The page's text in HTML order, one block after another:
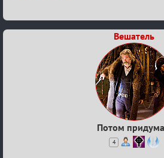
Вешатель
Потом
4